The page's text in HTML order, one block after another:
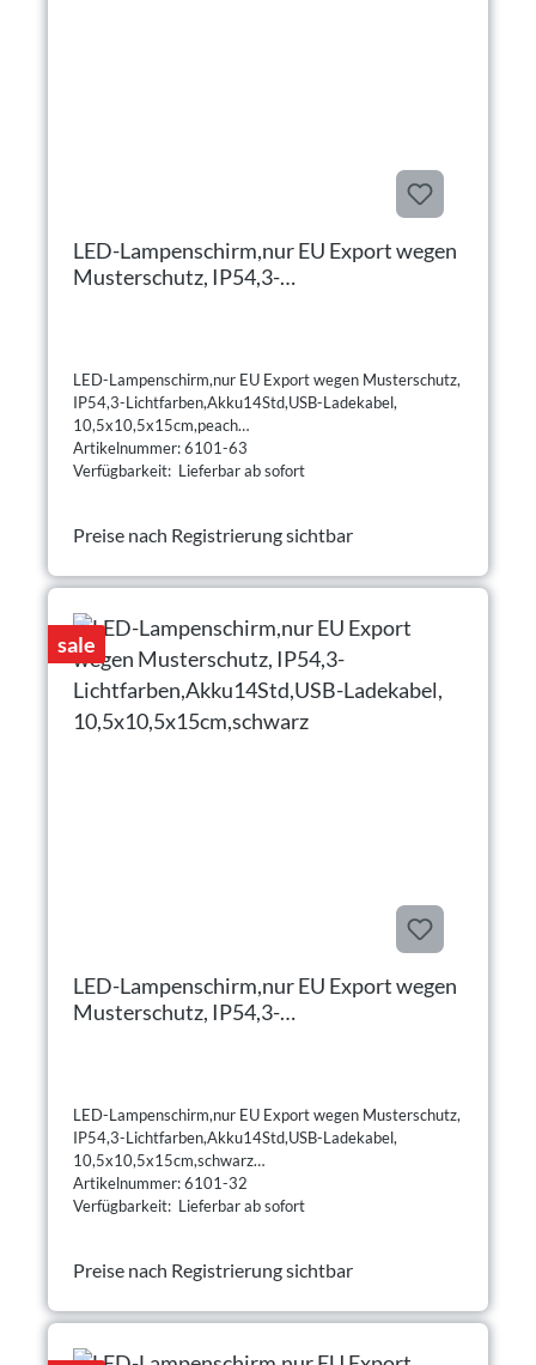
LED-Lampenschirm,nur EU Export wegen
Musterschutz, IP54,3-
LED-Lampenschirm,nur EU Export wegen Musterschutz,
IP54,3-Lichtfarben,Akku14Std,USB-Ladekabel,
10,5x10,5x15cm,peach
Artikelnummer: 6101-63
Verfügbarkeit: Lieferbar ab sofort
Preise nach Registrierung sichtbar
sale
LED-Lampenschirm,nur EU Export wegen
Musterschutz, IP54,3-
LED-Lampenschirm,nur EU Export wegen Musterschutz,
IP54,3-Lichtfarben,Akku14Std,USB-Ladekabel,
10,5x10,5x15cm,schwarz
Artikelnummer: 6101-32
Verfügbarkeit: Lieferbar ab sofort
Preise nach Registrierung sichtbar